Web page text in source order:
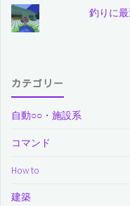
釣りに
カテゴリー
自動○○・施設系
コマンド
How to
建築